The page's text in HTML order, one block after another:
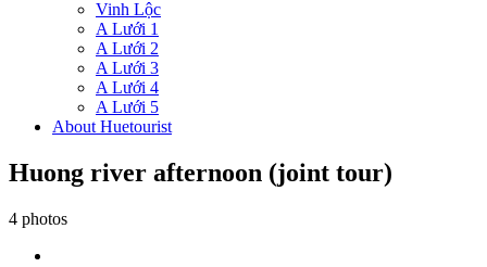
Vinh Lộc
A Lưới 1
A Lưới 2
A Lưới 3
A Lưới 4
A Lưới 5
About Huetourist
Huong river afternoon (joint tour)
4 photos